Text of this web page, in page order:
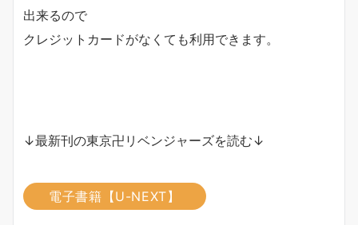
出来るので
クレジットカードがなくても利用できます。
↓最新刊の東京卍リベンジャーズを読む↓
電子書籍【U-NEXT】